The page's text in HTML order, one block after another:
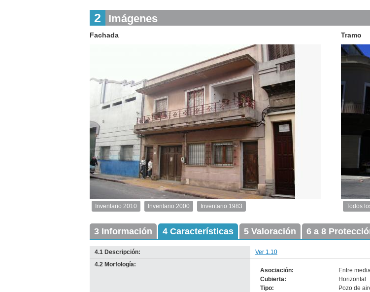
2 Imágenes
Fachada
Inventario
Exterior
Descargar
imagen
original
Inventario 2010
Inventario 2000
Inventario 1983
Tramo
Imagen
tramo:
Guaraní
tamaño
original
Todos
3 Información 4 Características 5 Valoración 6 a 8
4.1 Descripción:
Ver 1.10
4.2 Morfología:
Asociación:
Entre
Cubierta:
Horizontal
Tipo:
Pozo de